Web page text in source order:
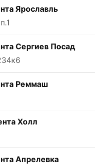
Ярославль
Сергиев Посад
Реммаш
Холл
Апрелевка